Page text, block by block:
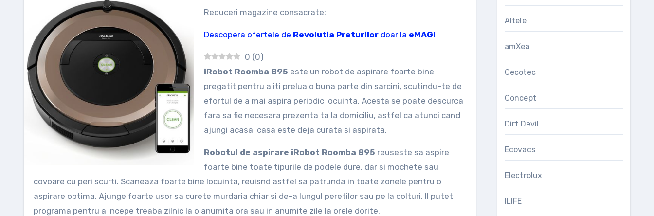
Reduceri magazine consacrate:
Descopera ofertele de Revolutia Preturilor doar la eMAG!
0 (0)
iRobot Roomba 895 este un robot de aspirare foarte bine
pregatit pentru a iti prelua o buna parte din sarcini, scutindu-te de
efortul de a mai aspira periodic locuinta. Acesta se poate descurca
fara sa fie necesara prezenta ta la domiciliu, astfel ca atunci cand
ajungi acasa, casa este deja curata si aspirata.
Robotul de aspirare iRobot Roomba 895 reuseste sa aspire
foarte bine toate tipurile de podele dure, dar si mochete sau
covoare cu peri scurti. Scaneaza foarte bine locuinta, reuisnd astfel sa patrunda in toate zonele pentru o
aspirare optima. Ajunge foarte usor sa curete murdaria chiar si de-a lungul peretilor sau pe la colturi. Il puteti
programa pentru a incepe treaba zilnic la o anumita ora sau in anumite zile la orele dorite.
Altele
amXea
Cecotec
Concept
Dirt Devil
Ecovacs
Electrolux
ILIFE